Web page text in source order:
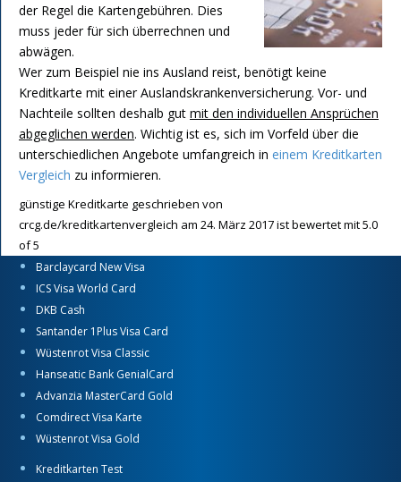
der Regel die Kartengebühren. Dies
muss jeder für sich überrechnen und
abwägen.
Wer zum Beispiel nie ins Ausland reist, benötigt keine
Kreditkarte mit einer Auslandskrankenversicherung. Vor- und
Nachteile sollten deshalb gut mit den individuellen Ansprüchen
abgeglichen werden. Wichtig ist es, sich im Vorfeld über die
unterschiedlichen Angebote umfangreich in einem Kreditkarten
Vergleich zu informieren.
günstige Kreditkarte geschrieben von
crcg.de/kreditkartenvergleich am 24. März 2017ist bewertet mit5.0
of5
Barclaycard New Visa
ICS Visa World Card
DKB Cash
Santander 1Plus Visa Card
Wüstenrot Visa Classic
Hanseatic Bank GenialCard
Advanzia MasterCard Gold
Comdirect Visa Karte
Wüstenrot Visa Gold
Kreditkarten Test